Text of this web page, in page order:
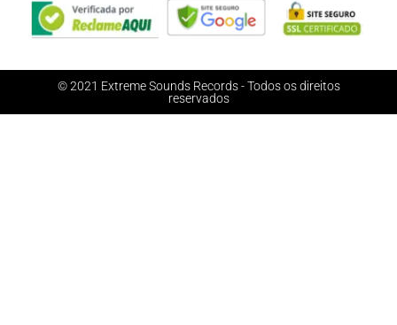
© 2021 Extreme Sounds Records - Todos os direitos
reservados